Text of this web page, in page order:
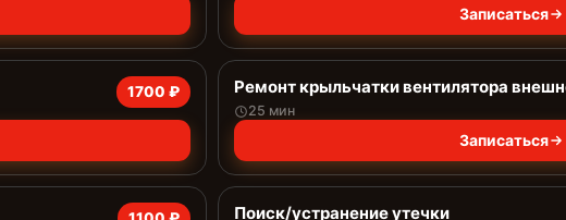
Записаться
1700 ₽ Ремонт крыльчатки вентилятора
25 мин
Записаться
Поиск/устранение утечки